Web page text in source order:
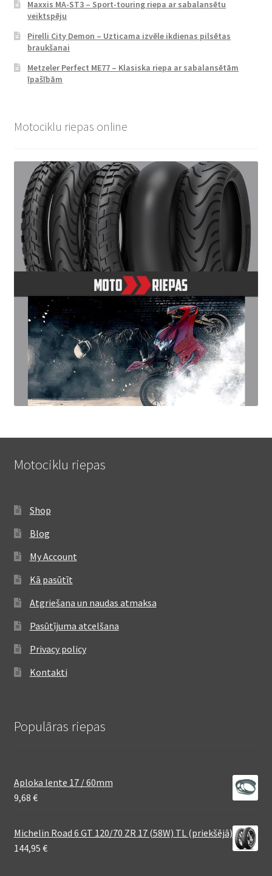
Maxxis MA-ST3 – Sport-touring riepa ar sabalansētu
veiktspēju
Pirelli City Demon – Uzticama izvēle ikdienas pilsētas
braukšanai
Metzeler Perfect ME77 – Klasiska riepa ar sabalansētām
īpašībām
Motociklu riepas online
Motociklu riepas
Shop
Blog
My Account
Kā pasūtīt
Atgriešana un naudas atmaksa
Pasūtījuma atcelšana
Privacy policy
Kontakti
Populāras riepas
Aploka lente 17 / 60mm
9,68 €
Michelin Road 6 GT 120/70 ZR 17 (58W) TL (priekšējā)
144,95 €